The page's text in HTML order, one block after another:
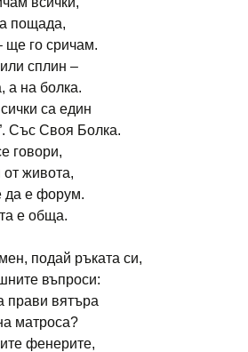
пощада,
ще го сричам.
сплин –
а на болка.
са един
Със Своя Болка.
говори,
от живота,
да е форум.
е обща.
подай ръката си,
въпроси:
прави вятъра
матроса?
фенерите,